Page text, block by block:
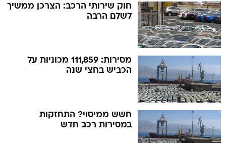
חוק שירותי הרכב: הצרכן ממשיך
לשלם הרבה
מסירות: 111,859 מכוניות על
הכביש בחצי שנה
חשש ממיסוי? התחזקות
במסירות רכב חדש